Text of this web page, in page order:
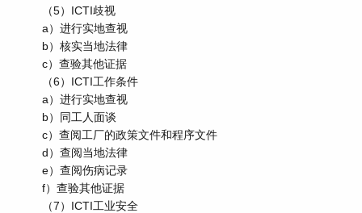
（5）ICTI歧视
a）进行实地查视
b）核实当地法律
c）查验其他证据
（6）ICTI工作条件
a）进行实地查视
b）同工人面谈
c）查阅工厂的政策文件和程序文件
d）查阅当地法律
e）查阅伤病记录
f）查验其他证据
（7）ICTI工业安全